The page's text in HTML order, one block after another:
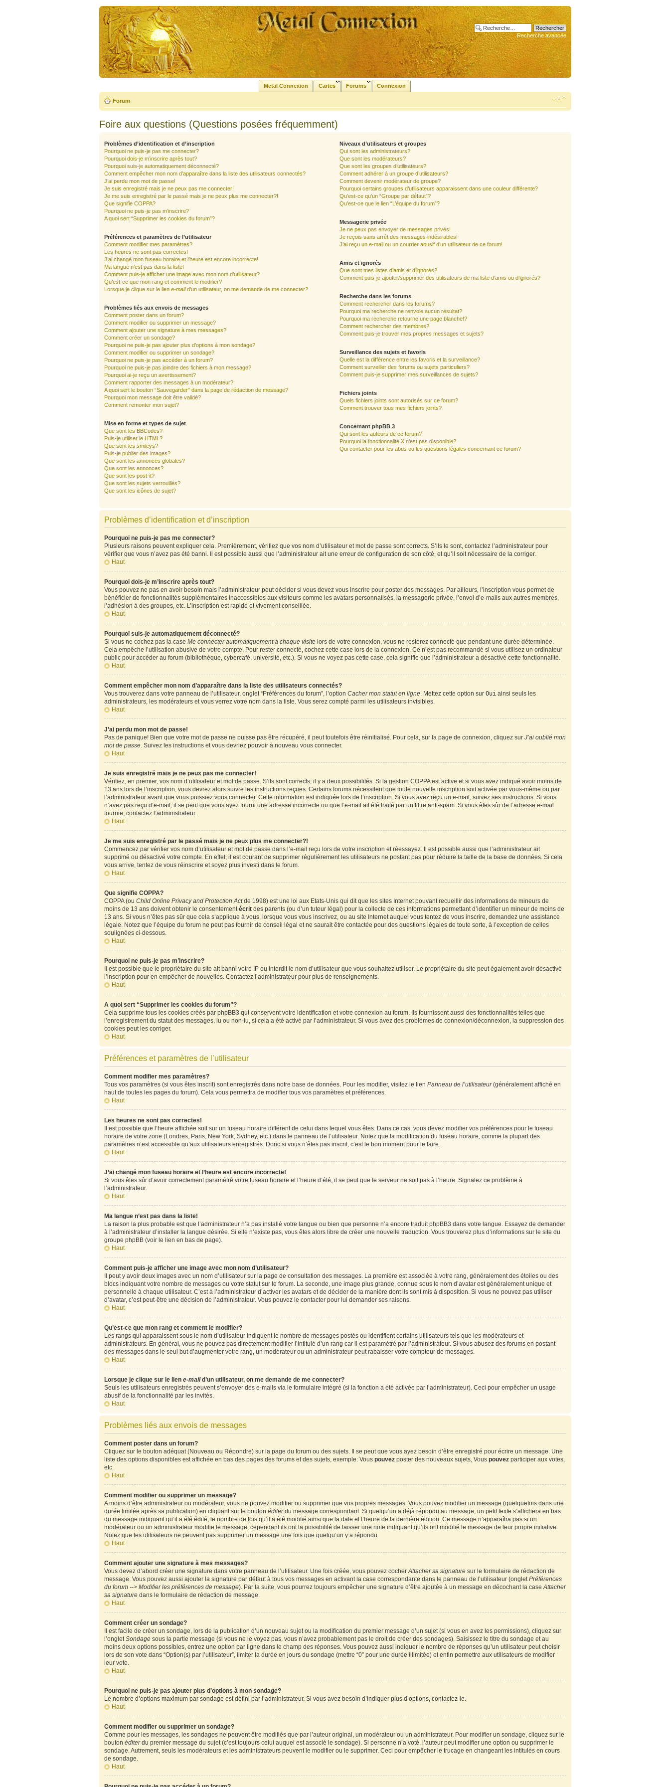
Recherche avancée
Metal Connexion Cartes Forums Connexion
Forum
Foire aux questions (Questions posées fréquemment)
Problèmes d’identification et d’inscription
Pourquoi ne puis-je pas me connecter?
Pourquoi dois-je m’inscrire après tout?
Pourquoi suis-je automatiquement déconnecté?
Comment empêcher mon nom d’apparaître dans la liste des utilisateurs connectés?
J’ai perdu mon mot de passe!
Je suis enregistré mais je ne peux pas me connecter!
Je me suis enregistré par le passé mais je ne peux plus me connecter?!
Que signifie COPPA?
Pourquoi ne puis-je pas m’inscrire?
A quoi sert “Supprimer les cookies du forum”?
Préférences et paramètres de l’utilisateur
Comment modifier mes paramètres?
Les heures ne sont pas correctes!
J’ai changé mon fuseau horaire et l’heure est encore incorrecte!
Ma langue n’est pas dans la liste!
Comment puis-je afficher une image avec mon nom d’utilisateur?
Qu’est-ce que mon rang et comment le modifier?
Lorsque je clique sur le lien e-maild’un utilisateur, on me demande de me connecter?
Problèmes liés aux envois de messages
Comment poster dans un forum?
Comment modifier ou supprimer un message?
Comment ajouter une signature à mes messages?
Comment créer un sondage?
Pourquoi ne puis-je pas ajouter plus d’options à mon sondage?
Comment modifier ou supprimer un sondage?
Pourquoi ne puis-je pas accéder à un forum?
Pourquoi ne puis-je pas joindre des fichiers à mon message?
Pourquoi ai-je reçu un avertissement?
Comment rapporter des messages à un modérateur?
A quoi sert le bouton “Sauvegarder” dans la page de rédaction de message?
Pourquoi mon message doit être validé?
Comment remonter mon sujet?
Mise en forme et types de sujet
Que sont les BBCodes?
Puis-je utiliser le HTML?
Que sont les smileys?
Puis-je publier des images?
Que sont les annonces globales?
Que sont les annonces?
Que sont les post-it?
Que sont les sujets verrouillés?
Que sont les icônes de sujet?
Niveaux d’utilisateurs et groupes
Qui sont les administrateurs?
Que sont les modérateurs?
Que sont les groupes d’utilisateurs?
Comment adhérer à un groupe d’utilisateurs?
Comment devenir modérateur de groupe?
Pourquoi certains groupes d’utilisateurs apparaissent dans une couleur différente?
Qu’est-ce qu’un “Groupe par défaut”?
Qu’est-ce que le lien “L’équipe du forum”?
Messagerie privée
Je ne peux pas envoyer de messages privés!
Je reçois sans arrêt des messages indésirables!
J’ai reçu un e-mail ou un courrier abusif d’un utilisateur de ce forum!
Amis et ignorés
Que sont mes listes d’amis et d’ignorés?
Comment puis-je ajouter/supprimer des utilisateurs de ma liste d’amis ou d’ignorés?
Recherche dans les forums
Comment rechercher dans les forums?
Pourquoi ma recherche ne renvoie aucun résultat?
Pourquoi ma recherche retourne une page blanche!?
Comment rechercher des membres?
Comment puis-je trouver mes propres messages et sujets?
Surveillance des sujets et favoris
Quelle est la différence entre les favoris et la surveillance?
Comment surveiller des forums ou sujets particuliers?
Comment puis-je supprimer mes surveillances de sujets?
Fichiers joints
Quels fichiers joints sont autorisés sur ce forum?
Comment trouver tous mes fichiers joints?
Concernant phpBB 3
Qui sont les auteurs de ce forum?
Pourquoi la fonctionnalité X n’est pas disponible?
Qui contacter pour les abus ou les questions légales concernant ce forum?
Problèmes d’identification et d’inscription
Pourquoi ne puis-je pas me connecter?
Plusieurs raisons peuvent expliquer cela. Premièrement, vérifiez que vos nom d’utilisateur et mot de passe sont corrects. S’ils le sont, contactez l’administrateur pour
vérifier que vous n’avez pas été banni. Il est possible aussi que l’administrateur ait une erreur de configuration de son côté, et qu’il soit nécessaire de la corriger.
Haut
Pourquoi dois-je m’inscrire après tout?
Vous pouvez ne pas en avoir besoin mais l’administrateur peut décider si vous devez vous inscrire pour poster des messages. Par ailleurs, l’inscription vous permet de
bénéficier de fonctionnalités supplémentaires inaccessibles aux visiteurs comme les avatars personnalisés, la messagerie privée, l’envoi d’e-mails aux autres membres,
l’adhésion à des groupes, etc. L’inscription est rapide et vivement conseillée.
Haut
Pourquoi suis-je automatiquement déconnecté?
Si vous ne cochez pas la case Me connecter automatiquement à chaque visitelors de votre connexion, vous ne resterez connecté que pendant une durée déterminée.
Cela empêche l’utilisation abusive de votre compte. Pour rester connecté, cochez cette case lors de la connexion. Ce n’est pas recommandé si vous utilisez un ordinateur
public pour accéder au forum (bibliothèque, cybercafé, université, etc.). Si vous ne voyez pas cette case, cela signifie que l’administrateur a désactivé cette fonctionnalité.
Haut
Comment empêcher mon nom d’apparaître dans la liste des utilisateurs connectés?
Vous trouverez dans votre panneau de l’utilisateur, onglet “Préférences du forum”, l’option Cacher mon statut en ligne. Mettez cette option sur Ouiainsi seuls les
administrateurs, les modérateurs et vous verrez votre nom dans la liste. Vous serez compté parmi les utilisateurs invisibles.
Haut
J’ai perdu mon mot de passe!
Pas de panique! Bien que votre mot de passe ne puisse pas être récupéré, il peut toutefois être réinitialisé. Pour cela, sur la page de connexion, cliquez sur J’ai oublié mon
mot de passe. Suivez les instructions et vous devriez pouvoir à nouveau vous connecter.
Haut
Je suis enregistré mais je ne peux pas me connecter!
Vérifiez, en premier, vos nom d’utilisateur et mot de passe. S’ils sont corrects, il y a deux possibilités. Si la gestion COPPA est active et si vous avez indiqué avoir moins de
13 ans lors de l’inscription, vous devrez alors suivre les instructions reçues. Certains forums nécessitent que toute nouvelle inscription soit activée par vous-même ou par
l’administrateur avant que vous puissiez vous connecter. Cette information est indiquée lors de l’inscription. Si vous avez reçu un e-mail, suivez ses instructions. Si vous
n’avez pas reçu d’e-mail, il se peut que vous ayez fourni une adresse incorrecte ou que l’e-mail ait été traité par un filtre anti-spam. Si vous êtes sûr de l’adresse e-mail
fournie, contactez l’administrateur.
Haut
Je me suis enregistré par le passé mais je ne peux plus me connecter?!
Commencez par vérifier vos nom d’utilisateur et mot de passe dans l’e-mail reçu lors de votre inscription et réessayez. Il est possible aussi que l’administrateur ait
supprimé ou désactivé votre compte. En effet, il est courant de supprimer régulièrement les utilisateurs ne postant pas pour réduire la taille de la base de données. Si cela
vous arrive, tentez de vous réinscrire et soyez plus investi dans le forum.
Haut
Que signifie COPPA?
COPPA (ou Child Online Privacy and Protection Actde 1998) est une loi aux Etats-Unis qui dit que les sites Internet pouvant recueillir des informations de mineurs de
moins de 13 ans doivent obtenir le consentementécritdes parents (ou d’un tuteur légal) pour la collecte de ces informations permettant d’identifier un mineur de moins de
13 ans. Si vous n’êtes pas sûr que cela s’applique à vous, lorsque vous vous inscrivez, ou au site Internet auquel vous tentez de vous inscrire, demandez une assistance
légale. Notez que l’équipe du forum ne peut pas fournir de conseil légal et ne saurait être contactée pour des questions légales de toute sorte, à l’exception de celles
soulignées ci-dessous.
Haut
Pourquoi ne puis-je pas m’inscrire?
Il est possible que le propriétaire du site ait banni votre IP ou interdit le nom d’utilisateur que vous souhaitez utiliser. Le propriétaire du site peut également avoir désactivé
l’inscription pour en empêcher de nouvelles. Contactez l’administrateur pour plus de renseignements.
Haut
A quoi sert “Supprimer les cookies du forum”?
Cela supprime tous les cookies créés par phpBB3 qui conservent votre identification et votre connexion au forum. Ils fournissent aussi des fonctionnalités telles que
l’enregistrement du statut des messages, lu ou non-lu, si cela a été activé par l’administrateur. Si vous avez des problèmes de connexion/déconnexion, la suppression des
cookies peut les corriger.
Haut
Préférences et paramètres de l’utilisateur
Comment modifier mes paramètres?
Tous vos paramètres (si vous êtes inscrit) sont enregistrés dans notre base de données. Pour les modifier, visitez le lien Panneau de l’utilisateur(généralement affiché en
haut de toutes les pages du forum). Cela vous permettra de modifier tous vos paramètres et préférences.
Haut
Les heures ne sont pas correctes!
Il est possible que l’heure affichée soit sur un fuseau horaire différent de celui dans lequel vous êtes. Dans ce cas, vous devez modifier vos préférences pour le fuseau
horaire de votre zone (Londres, Paris, New York, Sydney, etc.) dans le panneau de l’utilisateur. Notez que la modification du fuseau horaire, comme la plupart des
paramètres n’est accessible qu’aux utilisateurs enregistrés. Donc si vous n’êtes pas inscrit, c’est le bon moment pour le faire.
Haut
J’ai changé mon fuseau horaire et l’heure est encore incorrecte!
Si vous êtes sûr d’avoir correctement paramétré votre fuseau horaire et l’heure d’été, il se peut que le serveur ne soit pas à l’heure. Signalez ce problème à
l’administrateur.
Haut
Ma langue n’est pas dans la liste!
La raison la plus probable est que l’administrateur n’a pas installé votre langue ou bien que personne n’a encore traduit phpBB3 dans votre langue. Essayez de demander
à l’administrateur d’installer la langue désirée. Si elle n’existe pas, vous êtes alors libre de créer une nouvelle traduction. Vous trouverez plus d’informations sur le site du
groupe phpBB (voir le lien en bas de page).
Haut
Comment puis-je afficher une image avec mon nom d’utilisateur?
Il peut y avoir deux images avec un nom d’utilisateur sur la page de consultation des messages. La première est associée à votre rang, généralement des étoiles ou des
blocs indiquant votre nombre de messages ou votre statut sur le forum. La seconde, une image plus grande, connue sous le nom d’avatar est généralement unique et
personnelle à chaque utilisateur. C’est à l’administrateur d’activer les avatars et de décider de la manière dont ils sont mis à disposition. Si vous ne pouvez pas utiliser
d’avatar, c’est peut-être une décision de l’administrateur. Vous pouvez le contacter pour lui demander ses raisons.
Haut
Qu’est-ce que mon rang et comment le modifier?
Les rangs qui apparaissent sous le nom d’utilisateur indiquent le nombre de messages postés ou identifient certains utilisateurs tels que les modérateurs et
administrateurs. En général, vous ne pouvez pas directement modifier l’intitulé d’un rang car il est paramétré par l’administrateur. Si vous abusez des forums en postant
des messages dans le seul but d’augmenter votre rang, un modérateur ou un administrateur peut rabaisser votre compteur de messages.
Haut
Lorsque je clique sur le lien e-maild’un utilisateur, on me demande de me connecter?
Seuls les utilisateurs enregistrés peuvent s’envoyer des e-mails via le formulaire intégré (si la fonction a été activée par l’administrateur). Ceci pour empêcher un usage
abusif de la fonctionnalité par les invités.
Haut
Problèmes liés aux envois de messages
Comment poster dans un forum?
Cliquez sur le bouton adéquat (Nouveau ou Répondre) sur la page du forum ou des sujets. Il se peut que vous ayez besoin d’être enregistré pour écrire un message. Une
liste des options disponibles est affichée en bas des pages des forums et des sujets, exemple: Vous pouvezposter des nouveaux sujets, Vous pouvezparticiper aux votes,
etc.
Haut
Comment modifier ou supprimer un message?
A moins d’être administrateur ou modérateur, vous ne pouvez modifier ou supprimer que vos propres messages. Vous pouvez modifier un message (quelquefois dans une
durée limitée après sa publication) en cliquant sur le bouton éditerdu message correspondant. Si quelqu’un a déjà répondu au message, un petit texte s’affichera en bas
du message indiquant qu’il a été édité, le nombre de fois qu’il a été modifié ainsi que la date et l’heure de la dernière édition. Ce message n’apparaîtra pas si un
modérateur ou un administrateur modifie le message, cependant ils ont la possibilité de laisser une note indiquant qu’ils ont modifié le message de leur propre initiative.
Notez que les utilisateurs ne peuvent pas supprimer un message une fois que quelqu’un y a répondu.
Haut
Comment ajouter une signature à mes messages?
Vous devez d’abord créer une signature dans votre panneau de l’utilisateur. Une fois créée, vous pouvez cocherAttacher sa signaturesur le formulaire de rédaction de
message. Vous pouvez aussi ajouter la signature par défaut à tous vos messages en activant la case correspondante dans le panneau de l’utilisateur (ongletPréférences
du forum --> Modifier les préférences de message). Par la suite, vous pourrez toujours empêcher une signature d’être ajoutée à un message en décochant la caseAttacher
sa signaturedans le formulaire de rédaction de message.
Haut
Comment créer un sondage?
Il est facile de créer un sondage, lors de la publication d’un nouveau sujet ou la modification du premier message d’un sujet (si vous en avez les permissions), cliquez sur
l’ongletSondagesous la partie message (si vous ne le voyez pas, vous n’avez probablement pas le droit de créer des sondages). Saisissez le titre du sondage et au
moins deux options possibles, entrez une option par ligne dans le champ des réponses. Vous pouvez aussi indiquer le nombre de réponses qu’un utilisateur peut choisir
lors de son vote dans “Option(s) par l’utilisateur”, limiter la durée en jours du sondage (mettre “0” pour une durée illimitée) et enfin permettre aux utilisateurs de modifier
leur vote.
Haut
Pourquoi ne puis-je pas ajouter plus d’options à mon sondage?
Le nombre d’options maximum par sondage est défini par l’administrateur. Si vous avez besoin d’indiquer plus d’options, contactez-le.
Haut
Comment modifier ou supprimer un sondage?
Comme pour les messages, les sondages ne peuvent être modifiés que par l’auteur original, un modérateur ou un administrateur. Pour modifier un sondage, cliquez sur le
bouton éditerdu premier message du sujet (c’est toujours celui auquel est associé le sondage). Si personne n’a voté, l’auteur peut modifier une option ou supprimer le
sondage. Autrement, seuls les modérateurs et les administrateurs peuvent le modifier ou le supprimer. Ceci pour empêcher le trucage en changeant les intitulés en cours
de sondage.
Haut